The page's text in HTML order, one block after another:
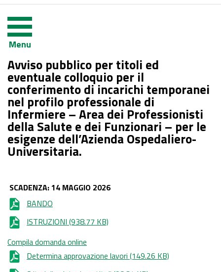
conferimento di incarichi temporanei nel profilo professionale
di Infermiere – Area dei Professionisti della Salute e dei
Funzionari – per le esigenze dell’Azienda Ospedaliero-
Universitaria.
Menu
Avviso pubblico per titoli ed
eventuale colloquio per il
conferimento di incarichi temporanei
nel profilo professionale di
Infermiere – Area dei Professionisti
della Salute e dei Funzionari – per le
esigenze dell’Azienda Ospedaliero-
Universitaria.
SCADENZA: 14 MAGGIO 2026
BANDO
ISTRUZIONI (938.77 KB)
Compila domanda online
Determina approvazione lavori (149.26 KB)